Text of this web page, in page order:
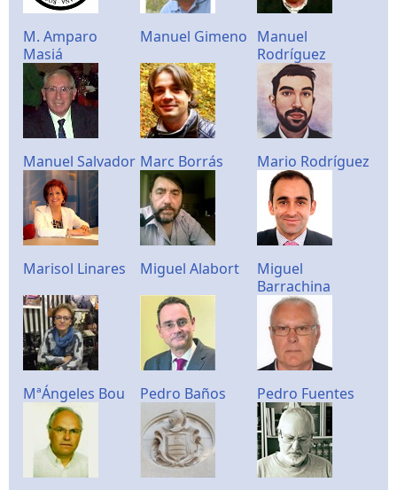
M. Amparo
Masiá
Manuel Gimeno Manuel
Rodríguez
Manuel Salvador Marc Borrás Mario Rodríguez
Marisol Linares Miguel Alabort
Miguel
Barrachina
MªÁngeles Bou Pedro Baños Pedro Fuentes